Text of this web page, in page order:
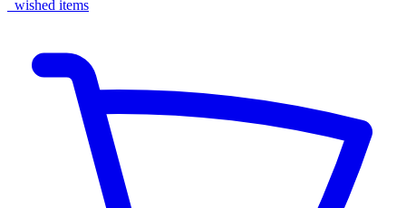
wished items